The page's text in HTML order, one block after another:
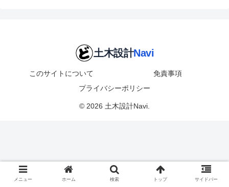
このサイトについて
免責事項
プライバシーポリシー
© 2026 土木設計Navi.
メニュー ホーム 検索 トップ サイドバー